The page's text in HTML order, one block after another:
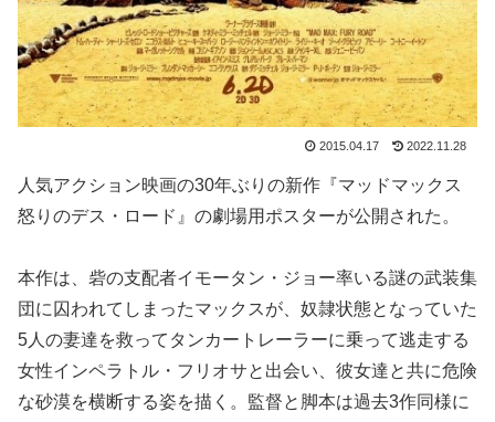
2015.04.17 2022.11.28
人気アクション映画の30年ぶりの新作『マッドマックス
怒りのデス・ロード』の劇場用ポスターが公開された。
本作は、砦の支配者イモータン・ジョー率いる謎の武装集
団に囚われてしまったマックスが、奴隷状態となっていた
5人の妻達を救ってタンカートレーラーに乗って逃走する
女性インペラトル・フリオサと出会い、彼女達と共に危険
な砂漠を横断する姿を描く。監督と脚本は過去3作同様に